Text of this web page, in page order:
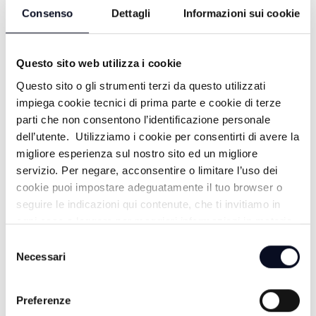
Consenso Dettagli Informazioni sui cookie
Questo sito web utilizza i cookie
Questo sito o gli strumenti terzi da questo utilizzati
impiega cookie tecnici di prima parte e cookie di terze
parti che non consentono l’identificazione personale
dell’utente. Utilizziamo i cookie per consentirti di avere la
migliore esperienza sul nostro sito ed un migliore
servizio. Per negare, acconsentire o limitare l’uso dei
cookie puoi impostare adeguatamente il tuo browser o
seguire le indicazioni qui contenute, che ti invitiamo in
ogni caso a leggere per maggiori informazioni in materia
delNecessari
Preferenze
digitale
3 ANNI FA
Innov-Azione - Puntata 6: Blockchain
3 ANNI FA
Innov-Azione - Puntata 5: Smart
3 ANNI FA